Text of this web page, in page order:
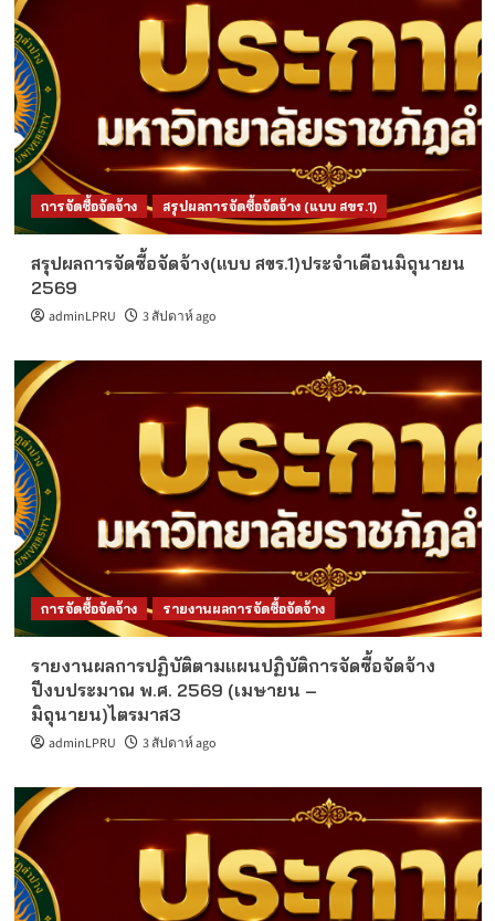
การจัดซื้อจัดจ้าง สรุปผลการจัดซื้อจัดจ้าง (แบบ สขร.1)
สรุปผลการจัดซื้อจัดจ้าง(แบบ สขร.1)ประจำเดือนมิถุนายน
2569
adminLPRU 3 สัปดาห์ ago
การจัดซื้อจัดจ้าง รายงานผลการจัดซื้อจัดจ้าง
รายงานผลการปฏิบัติตามแผนปฏิบัติการจัดซื้อจัดจ้าง
ปีงบประมาณ พ.ศ. 2569 (เมษายน –
มิถุนายน)ไตรมาส3
adminLPRU 3 สัปดาห์ ago